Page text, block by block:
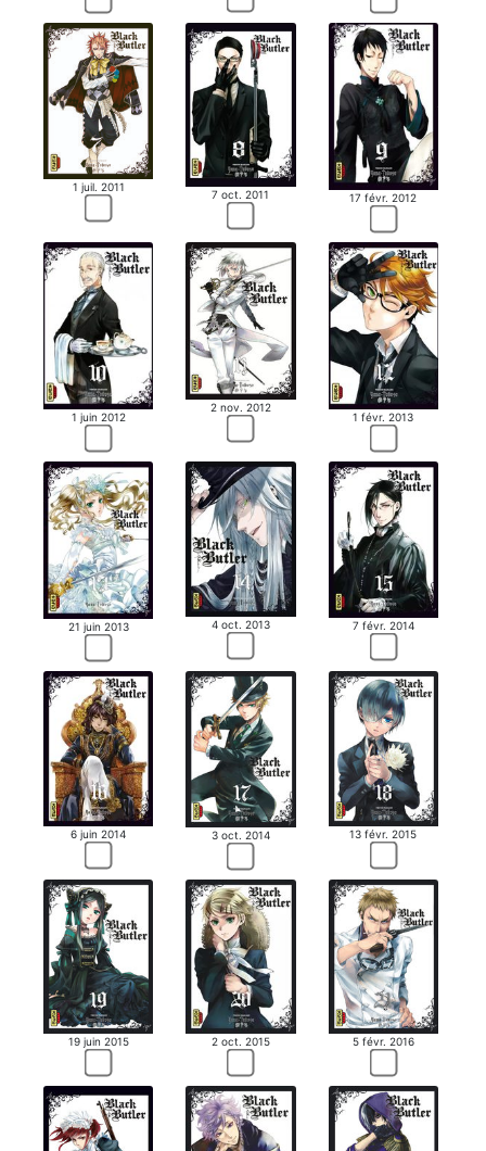
1 juil. 2011
7 oct. 2011 17 févr. 2012
1 juin 2012
2 nov. 2012
1 févr. 2013
21 juin 2013 4 oct. 2013 7 févr. 2014
6 juin 2014 3 oct. 2014 13 févr. 2015
19 juin 2015 2 oct. 2015 5 févr. 2016